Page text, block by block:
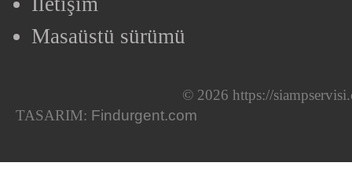
Masaüstü sürümü
© 2026 https://
TASARIM: Findurgent.com